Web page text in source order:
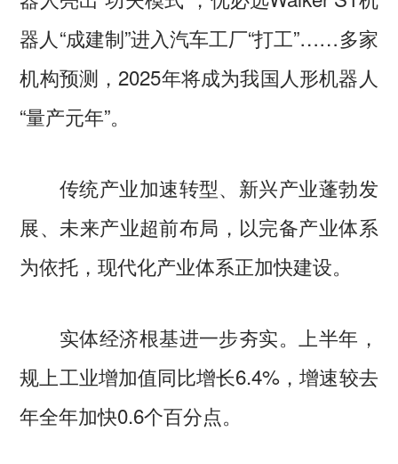
器人“成建制”进入汽车工厂“打工”……多家
机构预测，2025年将成为我国人形机器人
“量产元年”。
传统产业加速转型、新兴产业蓬勃发
展、未来产业超前布局，以完备产业体系
为依托，现代化产业体系正加快建设。
实体经济根基进一步夯实。上半年，
规上工业增加值同比增长6.4%，增速较去
年全年加快0.6个百分点。